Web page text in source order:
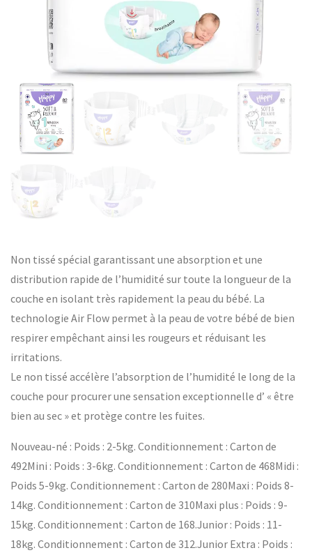
Non tissé spécial garantissant une absorption et une
distribution rapide de l’humidité sur toute la longueur de la
couche en isolant très rapidement la peau du bébé. La
technologie Air Flow permet à la peau de votre bébé de bien
respirer empêchant ainsi les rougeurs et réduisant les
irritations.
Le non tissé accélère l’absorption de l’humidité le long de la
couche pour procurer une sensation exceptionnelle d’ « être
bien au sec » et protège contre les fuites.
Nouveau-né : Poids : 2-5kg. Conditionnement : Carton de
492Mini : Poids : 3-6kg. Conditionnement : Carton de 468Midi :
Poids 5-9kg. Conditionnement : Carton de 280Maxi : Poids 8-
14kg. Conditionnement : Carton de 310Maxi plus : Poids : 9-
15kg. Conditionnement : Carton de 168.Junior : Poids : 11-
18kg. Conditionnement : Carton de 312.Junior Extra : Poids :